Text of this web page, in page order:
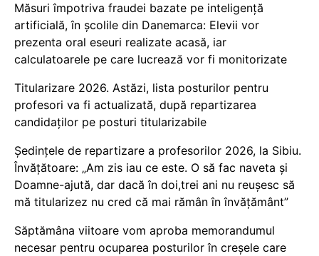
Măsuri împotriva fraudei bazate pe inteligență
artificială, în școlile din Danemarca: Elevii vor
prezenta oral eseuri realizate acasă, iar
calculatoarele pe care lucrează vor fi monitorizate
Titularizare 2026. Astăzi, lista posturilor pentru
profesori va fi actualizată, după repartizarea
candidaților pe posturi titularizabile
Ședințele de repartizare a profesorilor 2026, la Sibiu.
Învățătoare: „Am zis iau ce este. O să fac naveta și
Doamne-ajută, dar dacă în doi,trei ani nu reușesc să
mă titularizez nu cred că mai rămân în învățământ”
Săptămâna viitoare vom aproba memorandumul
necesar pentru ocuparea posturilor în creșele care